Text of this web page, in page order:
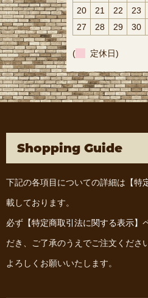
20 21 22 23
27
28 29 30
( 定休日)
Shopping Guide
下記の各項目についての詳細は 【特
載しております。
必ず 【特定商取引法に関する表示】
だき、ご了承のうえでご注文くださ
よろしくお願いいたします。